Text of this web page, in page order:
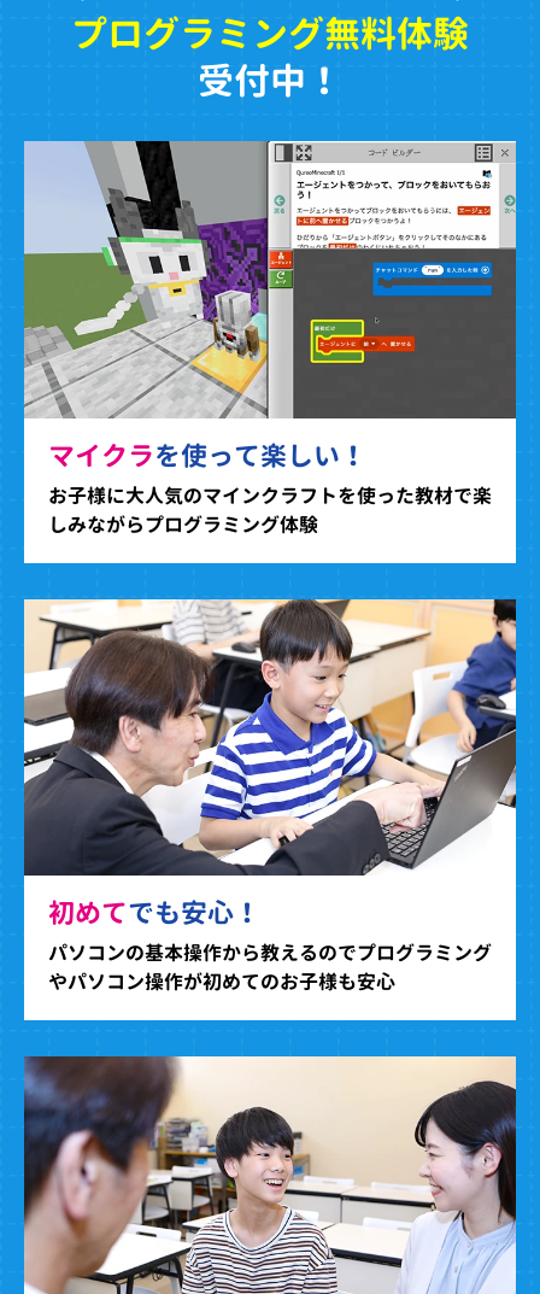
プログラミング無料体験
受付中！
マイクラを使って楽しい！
お子様に大人気のマインクラフトを使った教材で楽
しみながらプログラミング体験
初めてでも安心！
パソコンの基本操作から教えるのでプログラミング
やパソコン操作が初めてのお子様も安心